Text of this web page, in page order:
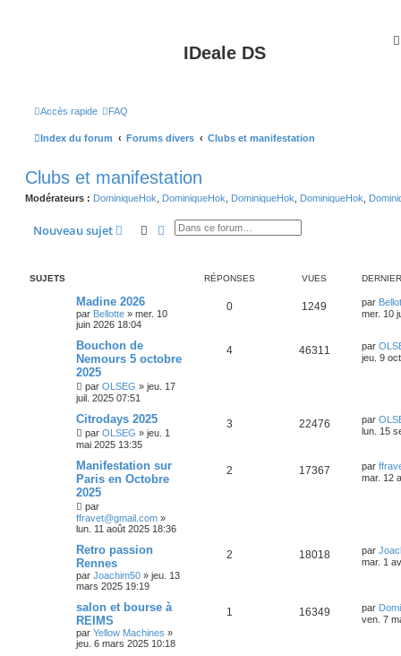
IDeale DS
Accès rapide FAQ
Index du forum Forums divers Clubs et manifestation
Clubs et manifestation
Modérateurs : DominiqueHok DominiqueHok DominiqueHok DominiqueHok
Nouveau sujet Rechercher
Recherche avancée
SUJETS RÉPONSES VUES
Madine 2026
par Bellotte » mer. 10
juin 2026 18:04
0 1249 par
mer. 10
Bouchon de
Nemours 5 octobre
2025
par OLSEG » jeu. 17
juil. 2025 07:51
4 46311 par
jeu. 9
Citrodays 2025
par OLSEG » jeu. 1
mai 2025 13:35
3 22476 par
lun. 15
Manifestation sur
Paris en Octobre
2025
par
ffravet@gmail.com »
lun. 11 août 2025 18:36
2 17367 par
mar. 12
Retro passion
Rennes
par Joachim50 » jeu. 13
mars 2025 19:19
2 18018 par
mar. 1
salon et bourse à
REIMS
par Yellow Machines »
jeu. 6 mars 2025 10:18
1 16349 par
ven. 7